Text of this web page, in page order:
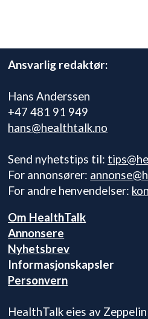
Ansvarlig redaktør:
Hans Anderssen
+47 481 91 949
hans@healthtalk.no
Send nyhetstips til:
For annonsører:
For andre henvendelser:
Om HealthTalk
Annonsere
Nyhetsbrev
Informasjonskapsler
Personvern
HealthTalk eies av Zeppelin